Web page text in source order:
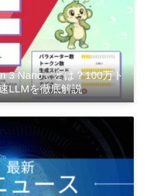
3 Nano」とは？100万ト
LLMを徹底解説